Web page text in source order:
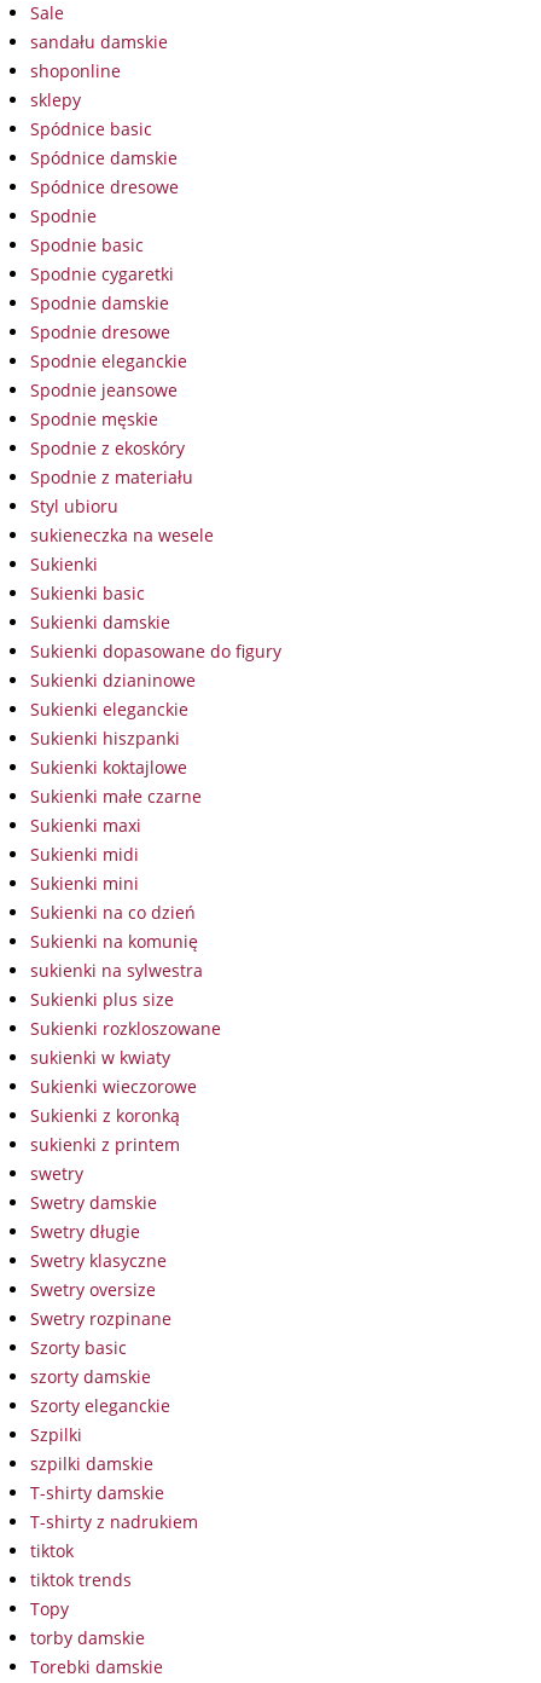
Sale
sandału damskie
shoponline
sklepy
Spódnice basic
Spódnice damskie
Spódnice dresowe
Spodnie
Spodnie basic
Spodnie cygaretki
Spodnie damskie
Spodnie dresowe
Spodnie eleganckie
Spodnie jeansowe
Spodnie męskie
Spodnie z ekoskóry
Spodnie z materiału
Styl ubioru
sukieneczka na wesele
Sukienki
Sukienki basic
Sukienki damskie
Sukienki dopasowane do figury
Sukienki dzianinowe
Sukienki eleganckie
Sukienki hiszpanki
Sukienki koktajlowe
Sukienki małe czarne
Sukienki maxi
Sukienki midi
Sukienki mini
Sukienki na co dzień
Sukienki na komunię
sukienki na sylwestra
Sukienki plus size
Sukienki rozkloszowane
sukienki w kwiaty
Sukienki wieczorowe
Sukienki z koronką
sukienki z printem
swetry
Swetry damskie
Swetry długie
Swetry klasyczne
Swetry oversize
Swetry rozpinane
Szorty basic
szorty damskie
Szorty eleganckie
Szpilki
szpilki damskie
T-shirty damskie
T-shirty z nadrukiem
tiktok
tiktok trends
Topy
torby damskie
Torebki damskie